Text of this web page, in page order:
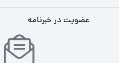
عضویت در خبرنامه